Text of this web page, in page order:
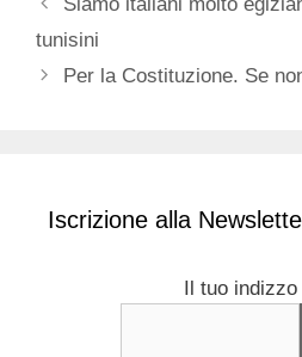
Siamo italiani molto
tunisini
Per la Costituzione. Se
Iscrizione alla
Il tuo indizzo